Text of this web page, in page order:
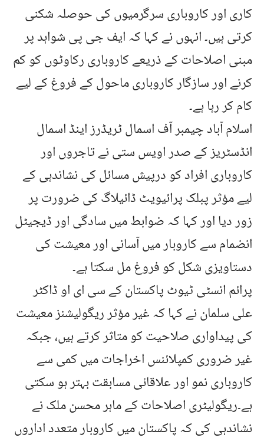
کاری اور کاروباری سرگرمیوں کی حوصلہ شکنی
کرتی ہیں۔ انہوں نے کہا کہ ایف جی پی شواہد پر
مبنی اصلاحات کے ذریعے کاروباری رکاوٹوں کو کم
کرنے اور سازگار کاروباری ماحول کے فروغ کے لیے
کام کر رہا ہے۔
اسلام آباد چیمبر آف اسمال ٹریڈرز اینڈ اسمال
انڈسٹریز کے صدر اویس ستی نے تاجروں اور
کاروباری افراد کو درپیش مسائل کی نشاندہی کے
لیے مؤثر پبلک پرائیویٹ ڈائیلاگ کی ضرورت پر
زور دیا اور کہا کہ ضوابط میں سادگی اور ڈیجیٹل
انضمام سے کاروبار میں آسانی اور معیشت کی
دستاویزی شکل کو فروغ مل سکتا ہے۔
پرائم انسٹی ٹیوٹ پاکستان کے سی ای او ڈاکٹر
علی سلمان نے کہا کہ غیر مؤثر ریگولیشنز معیشت
کی پیداواری صلاحیت کو متاثر کرتے ہیں، جبکہ
غیر ضروری کمپلائنس اخراجات میں کمی سے
کاروباری نمو اور علاقائی مسابقت بہتر ہو سکتی
ہے۔ریگولیٹری اصلاحات کے ماہر محسن ملک نے
نشاندہی کی کہ پاکستان میں کاروبار متعدد اداروں